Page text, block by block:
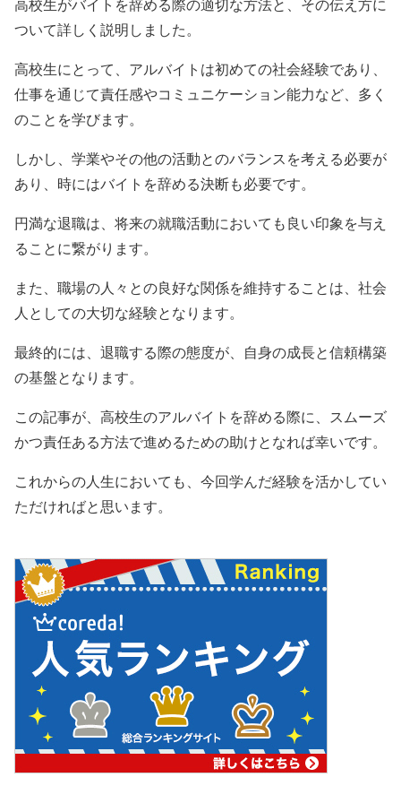
高校生がバイトを辞める際の適切な方法と、その伝え方に
ついて詳しく説明しました。
高校生にとって、アルバイトは初めての社会経験であり、
仕事を通じて責任感やコミュニケーション能力など、多く
のことを学びます。
しかし、学業やその他の活動とのバランスを考える必要が
あり、時にはバイトを辞める決断も必要です。
円満な退職は、将来の就職活動においても良い印象を与え
ることに繋がります。
また、職場の人々との良好な関係を維持することは、社会
人としての大切な経験となります。
最終的には、退職する際の態度が、自身の成長と信頼構築
の基盤となります。
この記事が、高校生のアルバイトを辞める際に、スムーズ
かつ責任ある方法で進めるための助けとなれば幸いです。
これからの人生においても、今回学んだ経験を活かしてい
ただければと思います。